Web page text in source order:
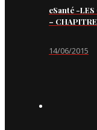
eSanté -LES
–
14/06/2015